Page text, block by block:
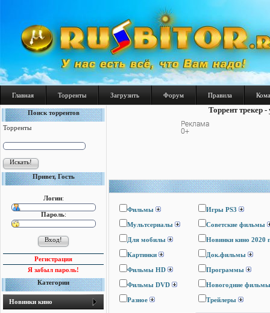
Главная Торренты Загрузить Форум Правила
Поиск торрентов
Торренты
Привет, Гость
Логин:
Пароль:
Регистрация
Я забыл пароль!
Категории
Новинки кино
Торрент трекер
Фильмы Игры PS3
Мультсериалы Cоветские фильмы
Для мобилы Новинки кино 2020
Картинки Док.фильмы
Фильмы HD Программы
Фильмы DVD Новогодние фильмы
Разное Трейлеры